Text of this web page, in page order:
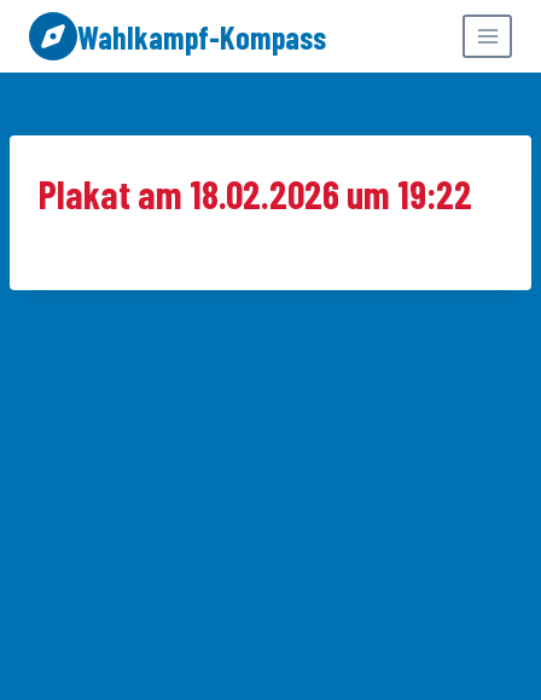
Zum
Inhalt
springen
Wahlkampf-Kompass
Plakat am 18.02.2026 um 19:22